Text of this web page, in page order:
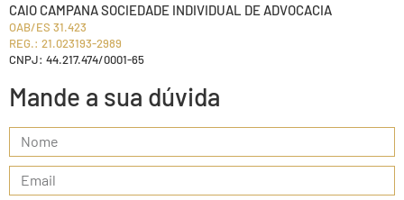
Mande a sua dúvida
CAIO CAMPANA SOCIEDADE INDIVIDUAL DE ADVOCACIA
OAB/ES 31.423
REG.: 21.023193-2989
CNPJ: 44.217.474/0001-65